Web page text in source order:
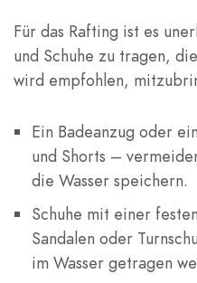
Für das Rafting ist es
und Schuhe zu tragen,
wird empfohlen,
Ein Badeanzug oder
und Shorts –
die Wasser speichern.
Schuhe mit einer
Sandalen oder
im Wasser getragen